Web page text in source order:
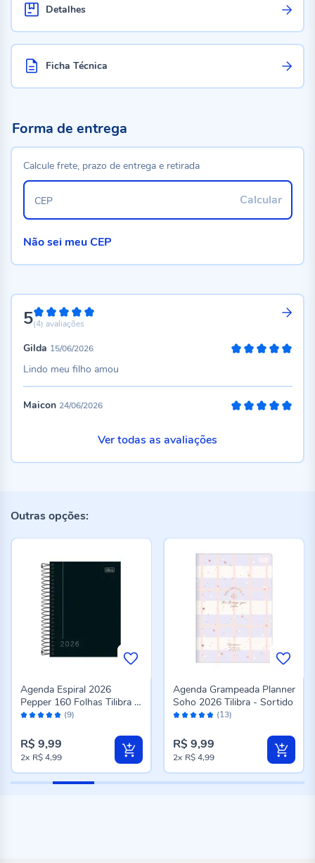
Detalhes
Ficha Técnica
5100%
(4) avaliações
Gilda 15/06/2026
Lindo meu filho amou
Maicon 24/06/2026
Ver todas as avaliações
Forma de entrega
Calcule frete, prazo de entrega e retirada
Calcular
CEP
Não sei meu CEP
Outras opções:
Avaliação: (9)
Agenda Espiral 2026
Pepper 160 Folhas Tilibra -
Preto
R$ 9,99
2x R$ 4,99
Avaliação: (13)
Agenda Grampeada Planner
Soho 2026 Tilibra - Sortido
R$ 9,99
2x R$ 4,99